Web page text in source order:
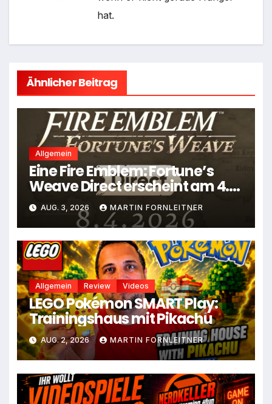
hat.
Ähnlicher Beitrag
Allgemein
Eine Fire Emblem: Fortune’s
Weave Direct erscheint am 4.
August
AUG. 3, 2026 MARTIN FORNLEITNER
Allgemein Review Videos
LEGO Pokémon SMART Play:
Trainingshaus mit Pikachu
AUG. 2, 2026 MARTIN FORNLEITNER